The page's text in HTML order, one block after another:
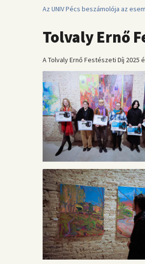
Az UNIV Pécs beszámolója az
Tolvaly Ernő
A Tolvaly Ernő Festészeti Díj 2025